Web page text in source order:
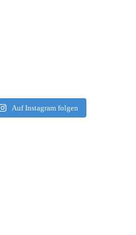
Auf Instagram folgen